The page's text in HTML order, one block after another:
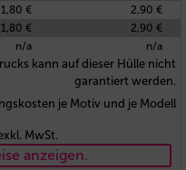
1,80 €
2,90 €
1,80 €
2,90 €
n/a n/a
kann auf dieser Hülle nicht
garantiert werden.
je Motiv und je Modell
MwSt.
anzeigen.